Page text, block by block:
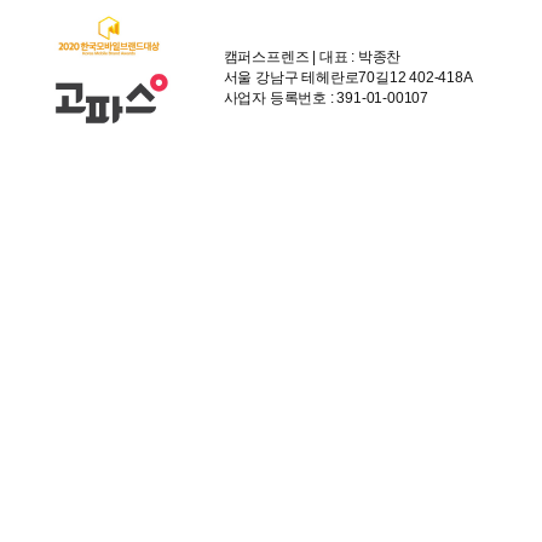
캠퍼스프렌즈 | 대표 : 박종찬
서울 강남구 테헤란로70길12 402-418A
사업자 등록번호 : 391-01-00107